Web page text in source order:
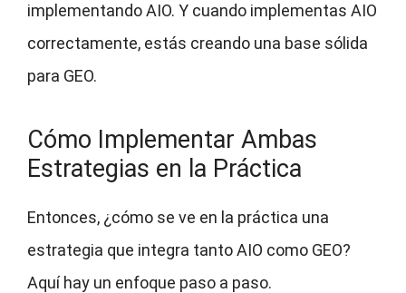
implementando AIO. Y cuando implementas AIO
correctamente, estás creando una base sólida
para GEO.
Cómo Implementar Ambas
Estrategias en la Práctica
Entonces, ¿cómo se ve en la práctica una
estrategia que integra tanto AIO como GEO?
Aquí hay un enfoque paso a paso.